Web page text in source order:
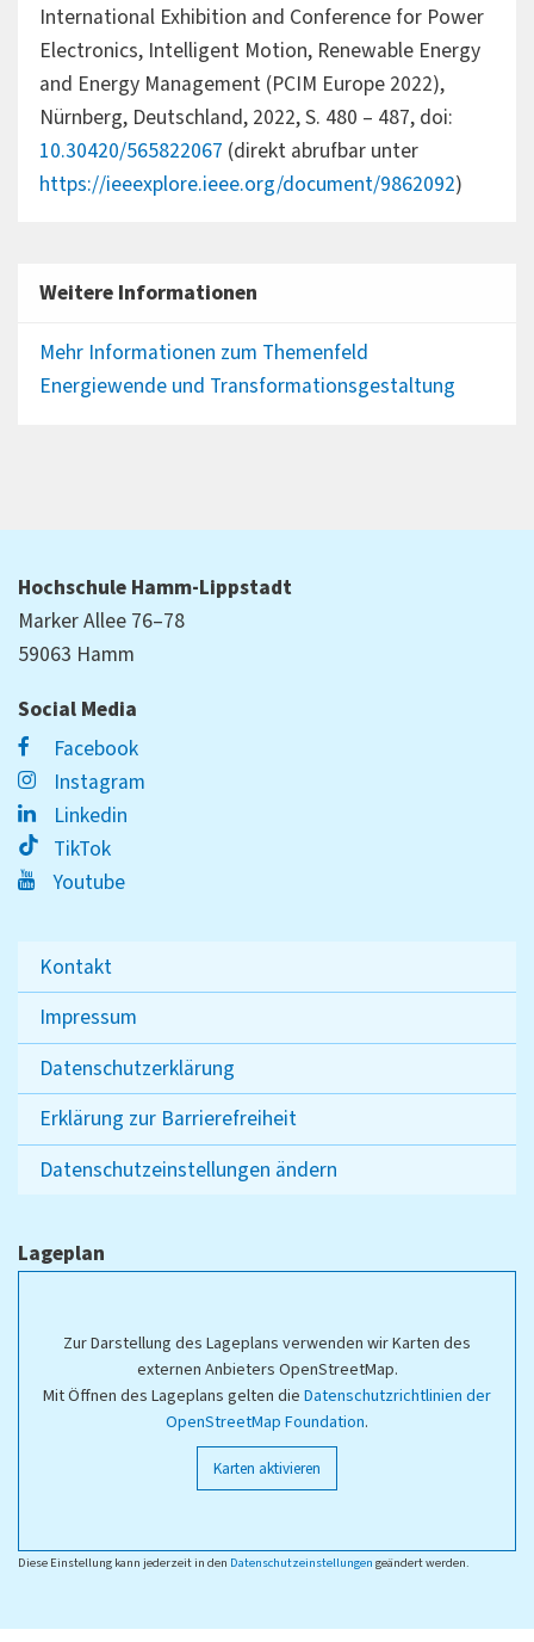
International Exhibition and Conference for Power
Electronics, Intelligent Motion, Renewable Energy
and Energy Management (PCIM Europe 2022),
Nürnberg, Deutschland, 2022, S. 480 – 487, doi:
10.30420/565822067 (direkt abrufbar unter
https://ieeexplore.ieee.org/document/9862092)
Weitere Informationen
Mehr Informationen zum Themenfeld
Energiewende und Transformationsgestaltung
Hochschule Hamm-Lippstadt
Marker Allee 76–78
59063 Hamm
Social Media
Facebook
Instagram
Linkedin
TikTok
Youtube
Kontakt
Impressum
Datenschutzerklärung
Erklärung zur Barrierefreiheit
Datenschutzeinstellungen ändern
Lageplan
Zur Darstellung des Lageplans verwenden wir Karten des
externen Anbieters OpenStreetMap.
Mit Öffnen des Lageplans gelten die Datenschutzrichtlinien der
OpenStreetMap Foundation.
Karten aktivieren
Diese Einstellung kann jederzeit in den Datenschutzeinstellungen geändert werden.